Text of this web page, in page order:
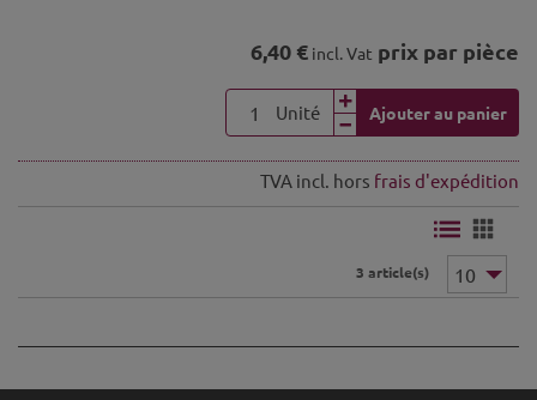
6,40 € incl. Vat prix par pièce
Unité Ajouter au panier
TVA incl. hors frais d'expédition
3 article(s)